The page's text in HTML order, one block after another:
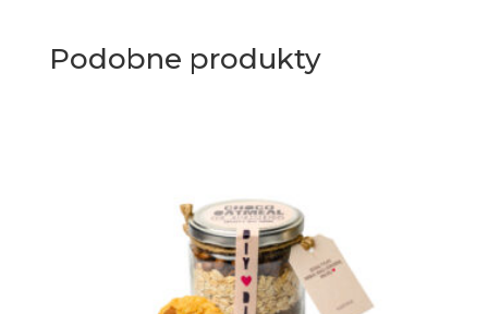
Podobne produkty